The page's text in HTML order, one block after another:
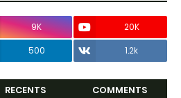
9K
20K
500 1.2k
RECENTS COMMENTS